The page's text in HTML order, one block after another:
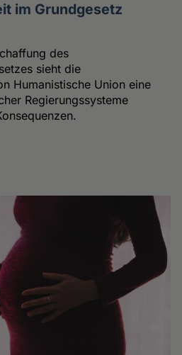
im Grundgesetz
des
sieht die
Humanistische Union eine
Regierungssysteme